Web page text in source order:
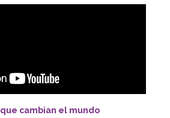
que cambian el mundo